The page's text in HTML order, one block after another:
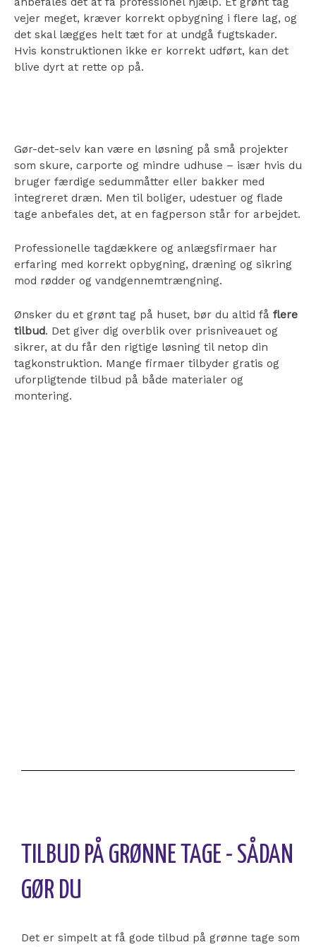
vejer meget, kræver korrekt opbygning i flere lag, og
det skal lægges helt tæt for at undgå fugtskader.
Hvis konstruktionen ikke er korrekt udført, kan det
blive dyrt at rette op på.
Gør-det-selv kan være en løsning på små projekter
som skure, carporte og mindre udhuse – især hvis du
bruger færdige sedummåtter eller bakker med
integreret dræn. Men til boliger, udestuer og flade
tage anbefales det, at en fagperson står for arbejdet.
Professionelle tagdækkere og anlægsfirmaer har
erfaring med korrekt opbygning, dræning og sikring
mod rødder og vandgennemtrængning.
Ønsker du et grønt tag på huset, bør du altid få flere
tilbud. Det giver dig overblik over prisniveauet og
sikrer, at du får den rigtige løsning til netop din
tagkonstruktion. Mange firmaer tilbyder gratis og
uforpligtende tilbud på både materialer og
montering.
TILBUD PÅ GRØNNE TAGE - SÅDAN
GØR DU
Det er simpelt at få gode tilbud på grønne tage som